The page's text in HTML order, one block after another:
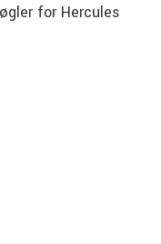
for Hercules